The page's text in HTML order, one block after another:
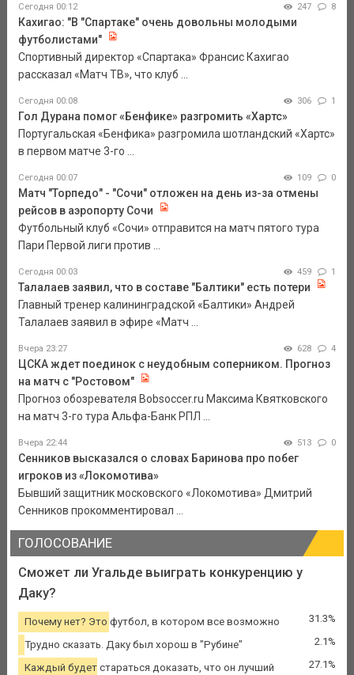
Сегодня 00:12 247 8
Кахигао: "В "Спартаке" очень довольны молодыми
футболистами"
Спортивный директор «Спартака» Франсис Кахигао
рассказал «Матч ТВ», что клуб ...
Сегодня 00:08 306 1
Гол Дурана помог «Бенфике» разгромить «Хартс»
Португальская «Бенфика» разгромила шотландский «Хартс»
в первом матче 3-го ...
Сегодня 00:07 109 0
Матч "Торпедо" - "Сочи" отложен на день из-за отмены
рейсов в аэропорту Сочи
Футбольный клуб «Сочи» отправится на матч пятого тура
Пари Первой лиги против ...
Сегодня 00:03 459 1
Талалаев заявил, что в составе "Балтики" есть потери
Главный тренер калининградской «Балтики» Андрей
Талалаев заявил в эфире «Матч ...
Вчера 23:27 628 4
ЦСКА ждет поединок с неудобным соперником. Прогноз
на матч с "Ростовом"
Прогноз обозревателя Bobsoccer.ru Максима Квятковского
на матч 3-го тура Альфа-Банк РПЛ ...
Вчера 22:44 513 0
Сенников высказался о словах Баринова про побег
игроков из «Локомотива»
Бывший защитник московского «Локомотива» Дмитрий
Сенников прокомментировал ...
ГОЛОСОВАНИЕ
Сможет ли Угальде выиграть конкуренцию у
Даку?
Почему нет? Это футбол, в котором все возможно 31.3%
Трудно сказать. Даку был хорош в "Рубине" 2.1%
Каждый будет стараться доказать, что он лучший 27.1%